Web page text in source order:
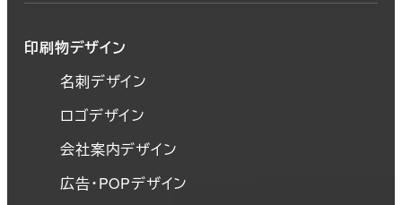
印刷物デザイン
名刺デザイン
ロゴデザイン
会社案内デザイン
広告・POPデザイン